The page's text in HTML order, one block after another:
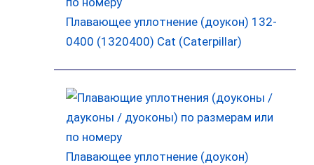
Плавающее уплотнение (доукон) 132-
0400 (1320400) Cat (Caterpillar)
Плавающее уплотнение (доукон)